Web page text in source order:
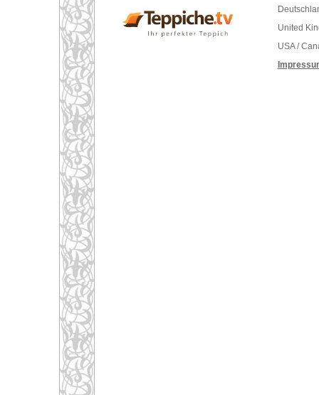
United
USA /